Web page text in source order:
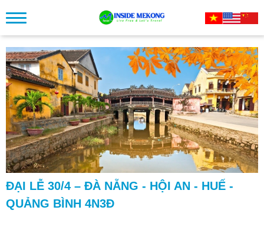
ĐẠI LỄ 30/4 – ĐÀ NẴNG - HỘI AN - HUẾ -
QUẢNG BÌNH 4N3Đ